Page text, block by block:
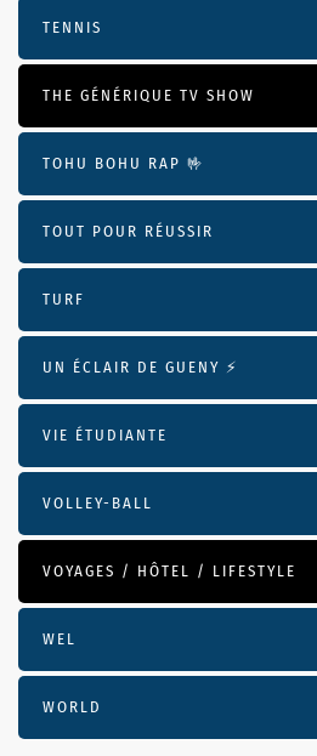
TENNIS
THE GÉNÉRIQUE TV SHOW
TOHU BOHU RAP 🤟
TOUT POUR RÉUSSIR
TURF
UN ÉCLAIR DE GUENY ⚡️
VIE ÉTUDIANTE
VOLLEY-BALL
VOYAGES / HÔTEL / LIFESTYLE
WEL
WORLD